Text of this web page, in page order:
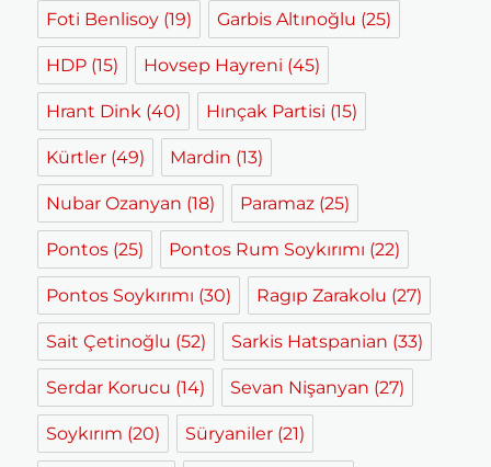
Foti Benlisoy (19) Garbis Altınoğlu (25)
HDP (15) Hovsep Hayreni (45)
Hrant Dink (40) Hınçak Partisi (15)
Kürtler (49) Mardin (13)
Nubar Ozanyan (18) Paramaz (25)
Pontos (25) Pontos Rum Soykırımı (22)
Pontos Soykırımı (30) Ragıp Zarakolu (27)
Sait Çetinoğlu (52) Sarkis Hatspanian (33)
Serdar Korucu (14) Sevan Nişanyan (27)
Soykırım (20) Süryaniler (21)